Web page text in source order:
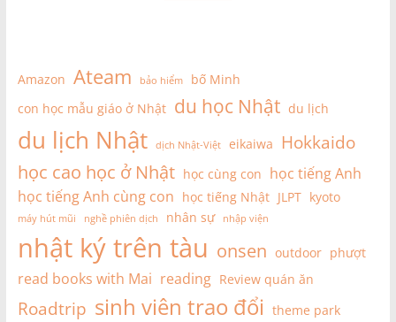
Amazon Ateam bảo hiểm
bố Minh
con học mẫu giáo ở Nhật du học Nhật du lịch
du lịch Nhật dịch Nhật-Việt eikaiwa Hokkaido
học cao học ở Nhật học cùng con học tiếng Anh
học tiếng Anh cùng con học tiếng Nhật JLPT kyoto
máy hút mũi nghề phiên dịch nhân sự nhập viện
nhật ký trên tàu onsen outdoor phượt
read books with Mai reading Review quán ăn
Roadtrip sinh viên trao đổi theme park